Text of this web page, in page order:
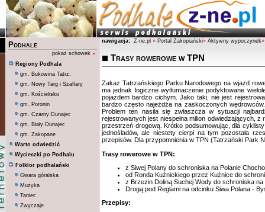
Podhale
pokaż schowek »
Regiony Podhala
gm. Bukowina Tatrz.
gm. Nowy Targ i Szaflary
gm. Kościelisko
gm. Poronin
gm. Czarny Dunajec
gm. Biały Dunajec
gm. Zakopane
Warto odwiedzić
Wycieczki po Podhalu
Folklor podhalański
Gwara góralska
Muzyka
Taniec
Zwyczaje
nawigacja: Z-ne.pl » Portal Zakopiański» Aktywny wypoczynek»
Trasy rowerowe w TPN
Zakaz Tatrzańskiego Parku Narodowego na wjazd
ma jednak logiczne wytłumaczenie podyktowane
pojazdem bardzo cichym. Jako taki, nie jest
bardzo często najeżdża na zaskoczonych
Problem ten nasila się zwłaszcza w sytuacji
rejestrowanych jest niespełna milion odwiedzających,
przestrzeń drogową. Krótko podsumowując, dla
jednośladów, ale niestety cierpi na tym pozostała
przepisów. Dla przypomnienia w TPN (Tatrzański Park
Trasy rowerowe w TPN:
z Siwej Polany do schroniska na Polanie
od Ronda Kuźnickiego przez Kuźnice do
z Brzezin Doliną Suchej Wody do schroniska na
Drogą pod Reglami na odcinku Siwa Polana -
Przepisy: